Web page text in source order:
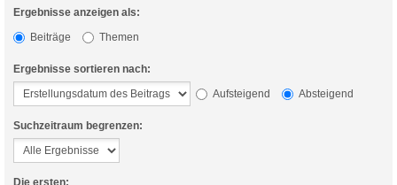
Ergebnisse anzeigen als:
Beiträge
Themen
Ergebnisse sortieren nach:
Aufsteigend
Absteigend
Suchzeitraum begrenzen:
Die ersten: